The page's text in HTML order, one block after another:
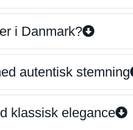
i Danmark?
autentisk stemning
klassisk elegance